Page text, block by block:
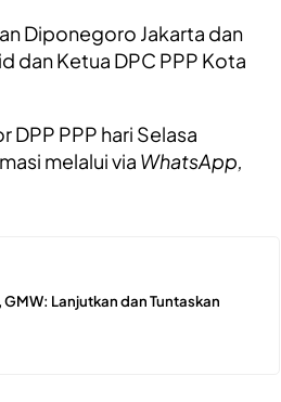
Diponegoro Jakarta dan
dan Ketua DPC PPP Kota
DPP PPP hari Selasa
melalui via WhatsApp,
Lanjutkan dan Tuntaskan